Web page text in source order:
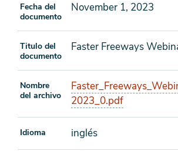
Fecha del
documento
November 1, 2023
Titulo del
documento
Faster Freeways
Nombre
del archivo
2023_0.pdf
Idioma inglés